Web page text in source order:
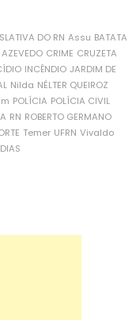
DO RN Assu BATATA
CRIME CRUZETA
INCÊNDIO JARDIM DE
Nilda NÉLTER QUEIROZ
POLÍCIA POLÍCIA CIVIL
RN ROBERTO GERMANO
Temer UFRN Vivaldo